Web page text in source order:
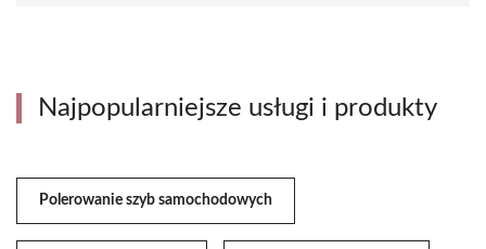
Najpopularniejsze usługi i produkty
Polerowanie szyb samochodowych